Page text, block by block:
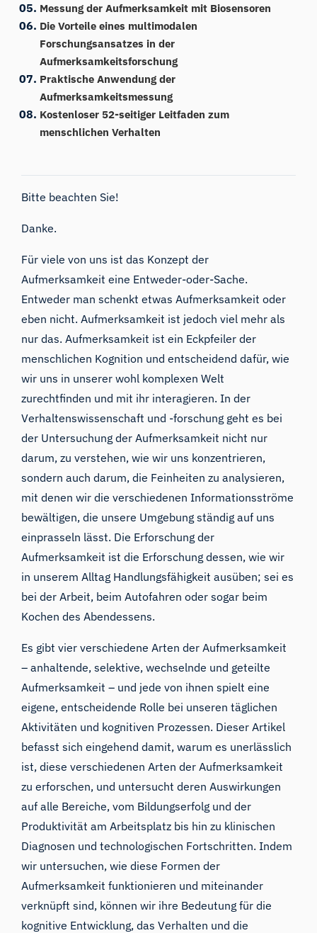
Messung der Aufmerksamkeit mit Biosensoren
Die Vorteile eines multimodalen
Forschungsansatzes in der
Aufmerksamkeitsforschung
Praktische Anwendung der
Aufmerksamkeitsmessung
Kostenloser 52-seitiger Leitfaden zum
menschlichen Verhalten
Bitte beachten Sie!
Danke.
Für viele von uns ist das Konzept der
Aufmerksamkeit eine Entweder-oder-Sache.
Entweder man schenkt etwas Aufmerksamkeit oder
eben nicht. Aufmerksamkeit ist jedoch viel mehr als
nur das. Aufmerksamkeit ist ein Eckpfeiler der
menschlichen Kognition und entscheidend dafür, wie
wir uns in unserer wohl komplexen Welt
zurechtfinden und mit ihr interagieren. In der
Verhaltenswissenschaft und -forschung geht es bei
der Untersuchung der Aufmerksamkeit nicht nur
darum, zu verstehen, wie wir uns konzentrieren,
sondern auch darum, die Feinheiten zu analysieren,
mit denen wir die verschiedenen Informationsströme
bewältigen, die unsere Umgebung ständig auf uns
einprasseln lässt. Die Erforschung der
Aufmerksamkeit ist die Erforschung dessen, wie wir
in unserem Alltag Handlungsfähigkeit ausüben; sei es
bei der Arbeit, beim Autofahren oder sogar beim
Kochen des Abendessens.
Es gibt vier verschiedene Arten der Aufmerksamkeit
– anhaltende, selektive, wechselnde und geteilte
Aufmerksamkeit – und jede von ihnen spielt eine
eigene, entscheidende Rolle bei unseren täglichen
Aktivitäten und kognitiven Prozessen. Dieser Artikel
befasst sich eingehend damit, warum es unerlässlich
ist, diese verschiedenen Arten der Aufmerksamkeit
zu erforschen, und untersucht deren Auswirkungen
auf alle Bereiche, vom Bildungserfolg und der
Produktivität am Arbeitsplatz bis hin zu klinischen
Diagnosen und technologischen Fortschritten. Indem
wir untersuchen, wie diese Formen der
Aufmerksamkeit funktionieren und miteinander
verknüpft sind, können wir ihre Bedeutung für die
kognitive Entwicklung, das Verhalten und die